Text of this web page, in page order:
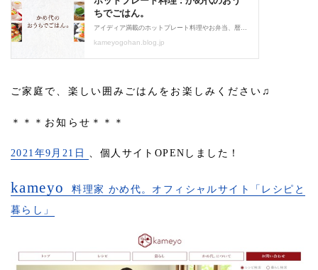
ご家庭で、楽しい囲みごはんをお楽しみください♫
＊＊＊お知らせ＊＊＊
2021年9月21日 、個人サイトOPENしました！
kameyo
料理家 かめ代。オフィシャルサイト「レシピと
暮らし」